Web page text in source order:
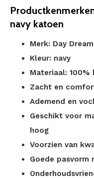
navy katoen
Merk: Day Dream
Kleur: navy
Materiaal: 100%
Zacht en
Ademend en
Geschikt voor
hoog
Voorzien van
Goede pasvorm